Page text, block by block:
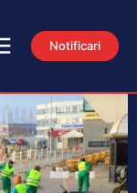
Notificari